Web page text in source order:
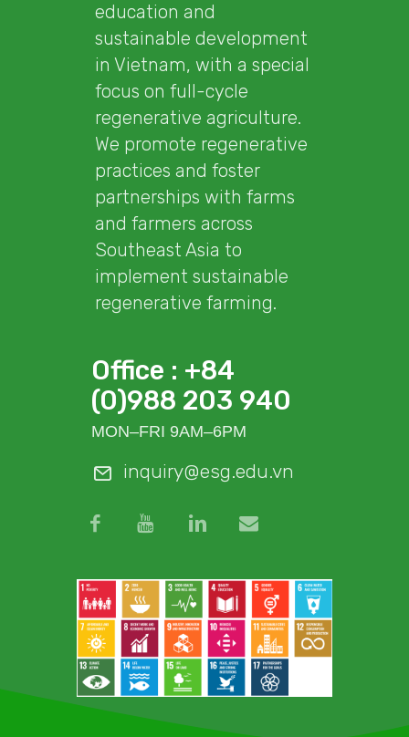
education and
sustainable development
in Vietnam, with a special
focus on full-cycle
regenerative agriculture.
We promote regenerative
practices and foster
partnerships with farms
and farmers across
Southeast Asia to
implement sustainable
regenerative farming.
Office : +84
(0)988 203 940
MON–FRI 9AM–6PM
inquiry@esg.edu.vn